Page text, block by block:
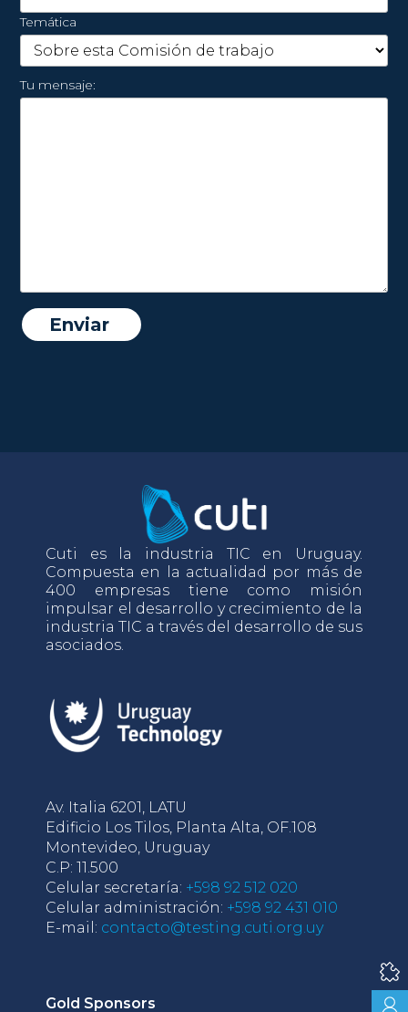
Temática
Tu mensaje:
Cuti es la industria TIC en Uruguay.
Compuesta en la actualidad por más de
400 empresas tiene como misión
impulsar el desarrollo y crecimiento de la
industria TIC a través del desarrollo de sus
asociados.
Av. Italia 6201, LATU
Edificio Los Tilos, Planta Alta, OF.108
Montevideo, Uruguay
C.P: 11.500
Celular secretaría: +598 92 512 020
Celular administración: +598 92 431 010
E-mail: contacto@testing.cuti.org.uy
Gold Sponsors